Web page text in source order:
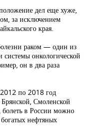
дел еще хуже,
за исключением
края.
раком — один из
системы онкологической
он в два раза
2012 по 2018 год
Смоленской
в России можно
нефтяных